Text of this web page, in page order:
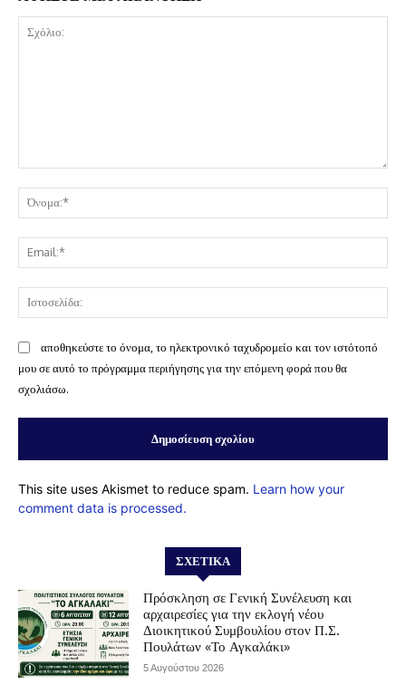
αποθηκεύστε το όνομα, το ηλεκτρονικό ταχυδρομείο και τον ιστότοπό
μου σε αυτό το πρόγραμμα περιήγησης για την επόμενη φορά που θα
σχολιάσω.
This site uses Akismet to reduce spam. Learn how your
comment data is processed.
ΣΧΕΤΙΚΆ
Πρόσκληση σε Γενική Συνέλευση και
αρχαιρεσίες για την εκλογή νέου
Διοικητικού Συμβουλίου στον Π.Σ.
Πουλάτων «Το Αγκαλάκι»
5 Αυγούστου 2026